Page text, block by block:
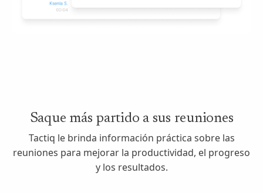
Saque más partido a sus reuniones
Tactiq le brinda información práctica sobre las
reuniones para mejorar la productividad, el progreso
y los resultados.